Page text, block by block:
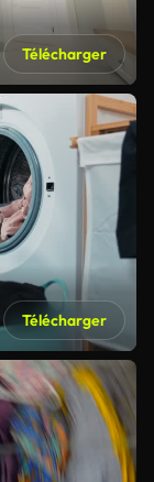
Télécharger
Télécharger